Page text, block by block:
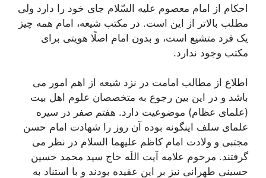
احکام از امام معصوم علیه السّلام جاى خود را دارد ولى
مطلب بالاتر از این است. در مکتب شیعه، امام همه چیز
یک فرد متشیع است، و بدون امام اصلًا هویتى براى
مکتب وجود ندارد.
اطلاع از مطالب امامت در نزد شیعه از اهم امور می
باشد و در این بین رجوع به متخصصان علوم اهل بیت
(علمای عظام) موضوعیت دارد. هفتم صفر در سیره
علمای سلف اینگونه بوده آن روز را شهادت امام حسن
مجتبی و ولادت امام کاظم علیهما السلام در نظر می
گرفتند. مرحوم علامه آیت اللَه حاج سید محمد حسین
حسینی طهرانی نیز بر این عقیده بودند و با استناد به